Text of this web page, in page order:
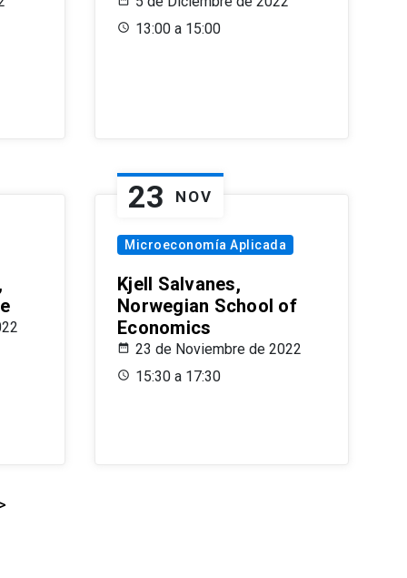
13:00 a 15:00
23 NOV
Microeconomía Aplicada
Kjell Salvanes,
Norwegian School of
Economics
23 de Noviembre de 2022
15:30 a 17:30